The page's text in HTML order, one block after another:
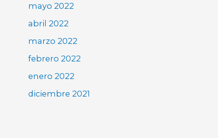
mayo 2022
abril 2022
marzo 2022
febrero 2022
enero 2022
diciembre 2021